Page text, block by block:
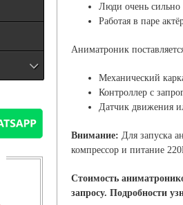
Люди очень сильно
Работая в паре
Аниматроник
Механический
Контроллер с
Датчик движения
Внимание: Для запуска
компрессор и питание
Стоимость
запросу. Подробности